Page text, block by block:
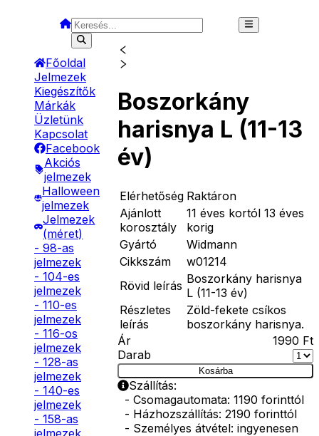
Főoldal
Jelmezek
Kiegészítők
Márkák
Üzletünk
Kapcsolat
Facebook
Akciós
jelmezek
Halloween
jelmezek
Jelmezek
(méret)
- 98-as
jelmezek
- 104-es
jelmezek
- 110-es
jelmezek
- 116-os
jelmezek
- 128-as
jelmezek
- 140-es
jelmezek
- 158-as
jelmezek
Boszorkány
harisnya L (11-13
év)
Elérhetőség Raktáron
Ajánlott
korosztály
11 éves kortól 13 éves
korig
Gyártó
Widmann
Cikkszám
w01214
Rövid leírás Boszorkány harisnya
L (11-13 év)
Részletes
leírás
Zöld-fekete csíkos
boszorkány harisnya.
Ár
1990 Ft
Darab
Kosárba
Szállítás:
- Csomagautomata: 1190 forinttól
- Házhozszállítás: 2190 forinttól
- Személyes átvétel: ingyenesen